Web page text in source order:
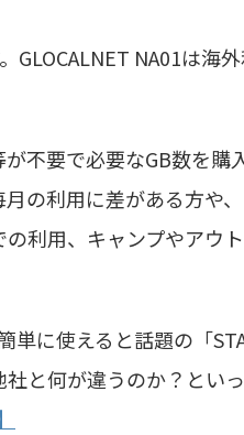
GLOCALNET NA01は海
不要で必要なGB数を購
の利用に差がある方や
利用、キャンプやアウ
単に使えると話題の「
と何が違うのか？とい